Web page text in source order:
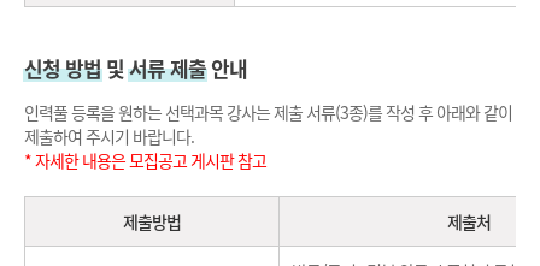
신청 방법및서류 제출안내
인력풀 등록을 원하는 선택과목 강사는 제출 서류(3종)를 작성 후 아래와 같이
제출하여 주시기 바랍니다.
* 자세한 내용은 모집공고 게시판 참고
제출방법 제출처